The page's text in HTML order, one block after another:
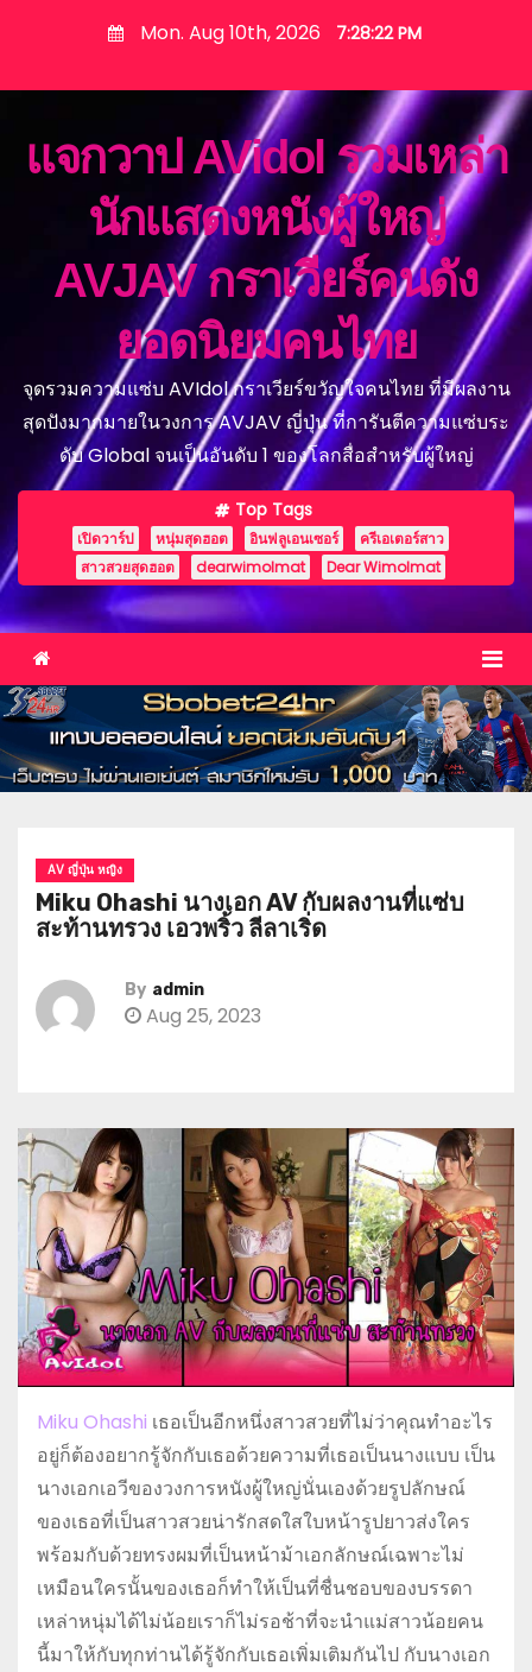
Mon. Aug 10th, 2026 7:28:24 PM
แจกวาป AVidol รวมเหล่า
นักแสดงหนังผู้ใหญ่
AVJAV กราเวียร์คนดัง
ยอดนิยมคนไทย
จุดรวมความแซ่บ AVIdol กราเวียร์ขวัญใจคนไทย ที่มีผลงาน
สุดปังมากมายในวงการ AVJAV ญี่ปุ่น ที่การันตีความแซ่บระ
ดับ Global จนเป็นอันดับ 1 ของโลกสื่อสำหรับผู้ใหญ่
Top Tags
เปิดวาร์ป หนุ่มสุดฮอต อินฟลูเอนเซอร์
ครีเอเตอร์สาว
สาวสวยสุดฮอต
dearwimolmat Dear Wimolmat
AV ญี่ปุ่น หญิง
Miku Ohashi นางเอก AV กับผลงานที่แซ่บ
สะท้านทรวง เอวพริ้ว ลีลาเริ่ด
By admin
Aug 25, 2023
Miku Ohashi เธอเป็นอีกหนึ่งสาวสวยที่ไม่ว่าคุณทำอะไร
อยู่ก็ต้องอยากรู้จักกับเธอด้วยความที่เธอเป็นนางแบบ เป็น
นางเอกเอวีของวงการหนังผู้ใหญ่นั่นเองด้วยรูปลักษณ์
ของเธอที่เป็นสาวสวยน่ารักสดใสใบหน้ารูปยาวส่งใคร
พร้อมกับด้วยทรงผมที่เป็นหน้าม้าเอกลักษณ์เฉพาะไม่
เหมือนใครนั้นของเธอก็ทำให้เป็นที่ชื่นชอบของบรรดา
เหล่าหนุ่มได้ไม่น้อยเราก็ไม่รอช้าที่จะนำแม่สาวน้อยคน
นี้มาให้กับทุกท่านได้รู้จักกับเธอเพิ่มเติมกันไป กับนางเอก